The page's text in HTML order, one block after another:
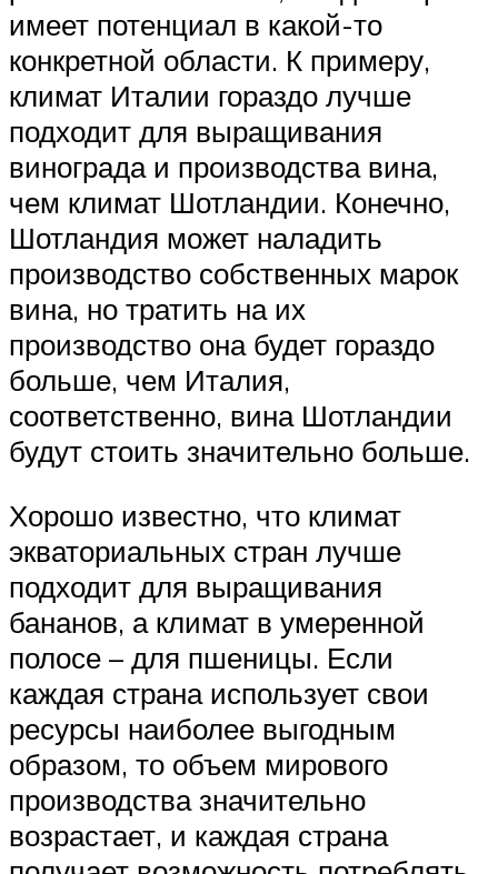
имеет потенциал в какой-то
конкретной области. К примеру,
климат Италии гораздо лучше
подходит для выращивания
винограда и производства вина,
чем климат Шотландии. Конечно,
Шотландия может наладить
производство собственных марок
вина, но тратить на их
производство она будет гораздо
больше, чем Италия,
соответственно, вина Шотландии
будут стоить значительно больше.
Хорошо известно, что климат
экваториальных стран лучше
подходит для выращивания
бананов, а климат в умеренной
полосе – для пшеницы. Если
каждая страна использует свои
ресурсы наиболее выгодным
образом, то объем мирового
производства значительно
возрастает, и каждая страна